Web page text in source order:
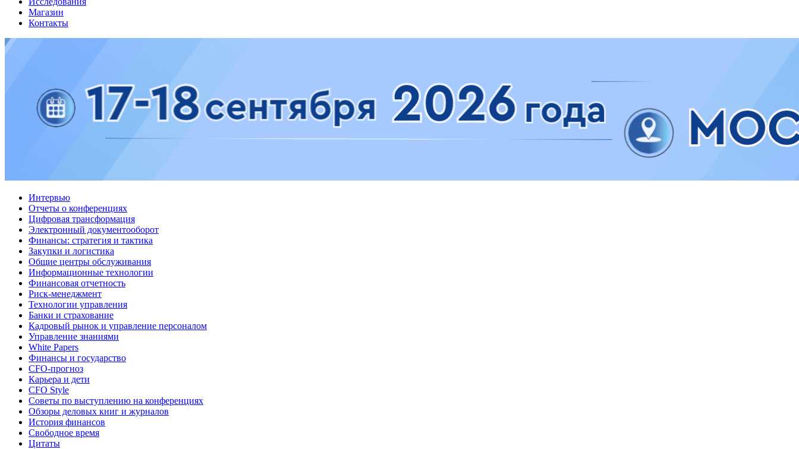
Магазин
Контакты
Интервью
Отчеты о конференциях
Цифровая трансформация
Электронный документооборот
Финансы: стратегия и тактика
Закупки и логистика
Общие центры обслуживания
Информационные технологии
Финансовая отчетность
Риск-менеджмент
Технологии управления
Банки и страхование
Кадровый рынок и управление персоналом
Управление знаниями
White Papers
Финансы и государство
CFO-прогноз
Карьера и дети
CFO Style
Советы по выступлению на конференциях
Обзоры деловых книг и журналов
История финансов
Свободное время
Цитаты